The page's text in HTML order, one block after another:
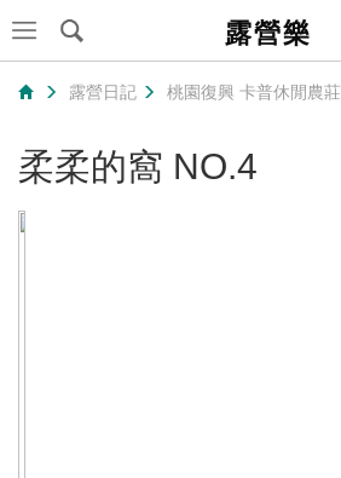
露營樂
露營日記 桃園復興 卡普休閒農莊
柔柔的窩 NO.4